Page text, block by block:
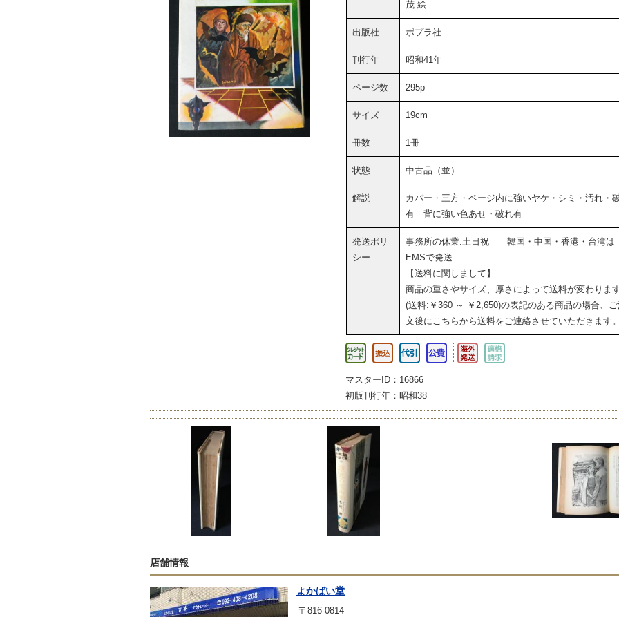
茂 絵
出版社 ポプラ社
刊行年 昭和41年
ページ数 295p
サイズ 19cm
冊数 1冊
状態 中古品（並）
解説
カバー・三方・ページ内に強いヤケ・シミ・汚れ・
有 背に強い色あせ・破れ有
発送ポリ
シー
事務所の休業:土日祝 韓国・中国・香港・台湾は
EMSで発送
【送料に関しまして】
商品の重さやサイズ、厚さによって送料が変わりま
(送料:￥360 ～ ￥2,650)の表記のある商品の場合、
文後にこちらから送料をご連絡させていただきます
マスターID：16866
初版刊行年：昭和38
店舗情報
よかばい堂
〒816-0814